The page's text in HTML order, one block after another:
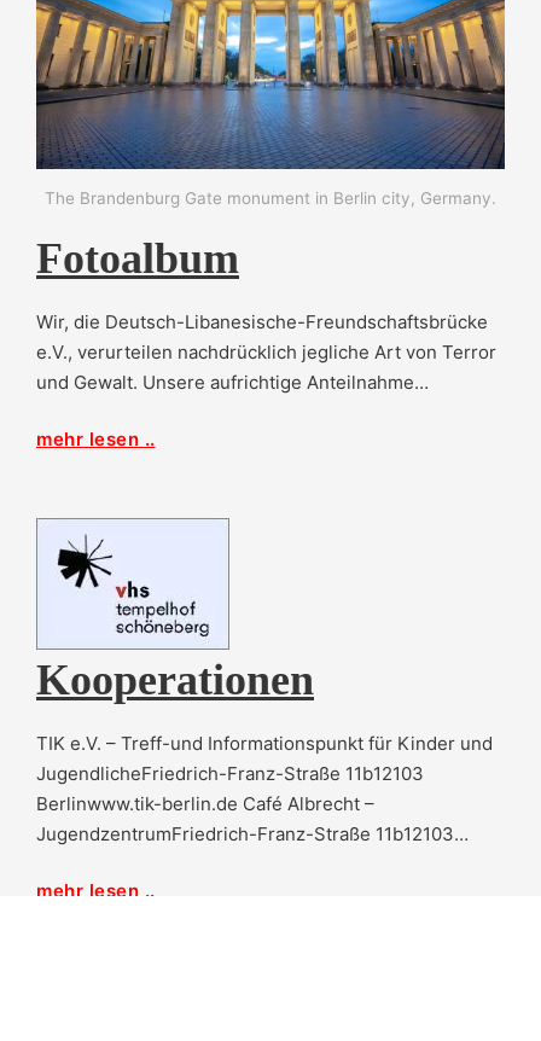
The Brandenburg Gate monument in Berlin city, Germany.
Fotoalbum
Wir, die Deutsch-Libanesische-Freundschaftsbrücke
e.V., verurteilen nachdrücklich jegliche Art von Terror
und Gewalt. Unsere aufrichtige Anteilnahme…
mehr lesen ..
Kooperationen
TIK e.V. – Treff-und Informationspunkt für Kinder und
JugendlicheFriedrich-Franz-Straße 11b12103
Berlinwww.tik-berlin.de Café Albrecht –
JugendzentrumFriedrich-Franz-Straße 11b12103…
mehr lesen ..